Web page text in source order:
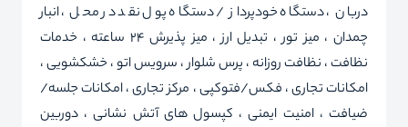
دربان ، دستگاه خودپرداز / دستگاه پول نقد در محل ، انبار
چمدان ، میز تور ، تبدیل ارز ، میز پذیرش 24 ساعته ، خدمات
نظافت ، نظافت روزانه ، پرس شلوار ، سرویس اتو ، خشکشویی ،
امکانات تجاری ، فکس/فتوکپی ، مرکز تجاری ، امکانات جلسه/
ضیافت ، امنیت ایمنی ، کپسول های آتش نشانی ، دوربین